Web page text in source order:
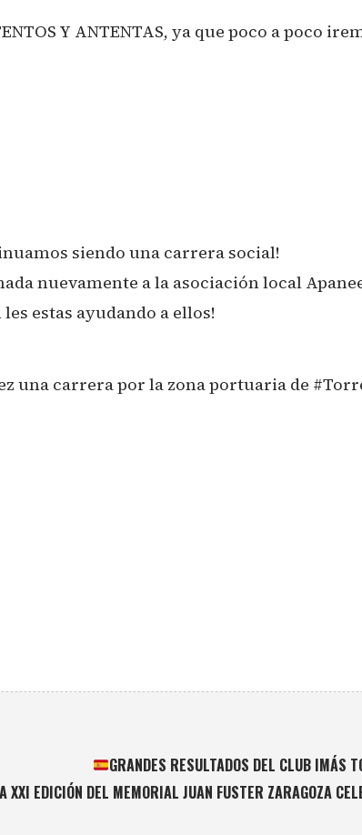
Y ANTENTAS, ya que poco a poco
siendo una carrera social!
nuevamente a la asociación local
estas ayudando a ellos!
una carrera por la zona portuaria de
GRANDES RESULTADOS DEL CLUB IMÁS
XXI EDICIÓN DEL MEMORIAL JUAN FUSTER ZARAGOZA